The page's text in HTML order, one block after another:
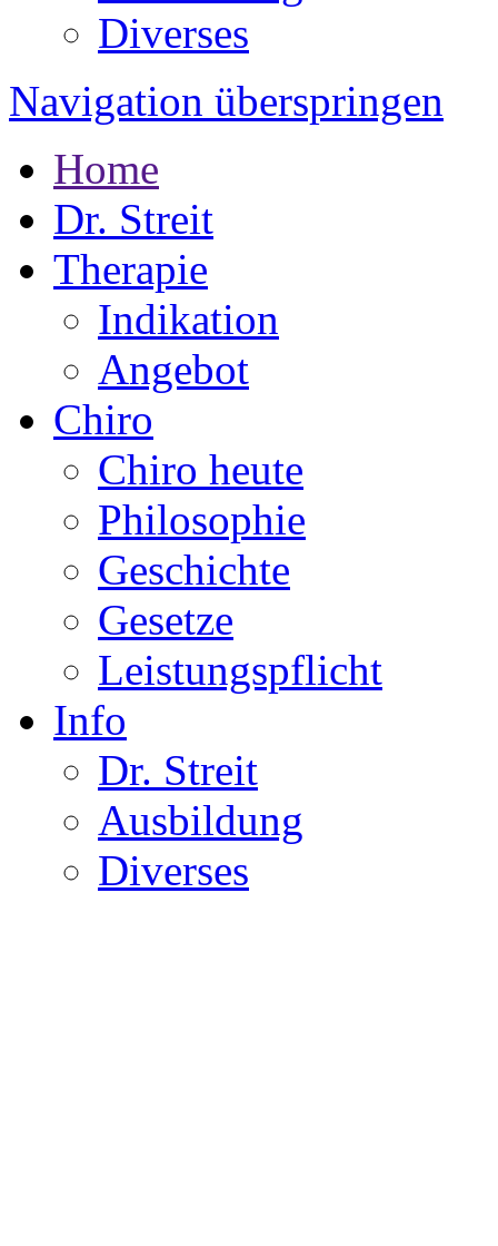
Diverses
Navigation überspringen
Home
Dr. Streit
Therapie
Indikation
Angebot
Chiro
Chiro heute
Philosophie
Geschichte
Gesetze
Leistungspflicht
Info
Dr. Streit
Ausbildung
Diverses